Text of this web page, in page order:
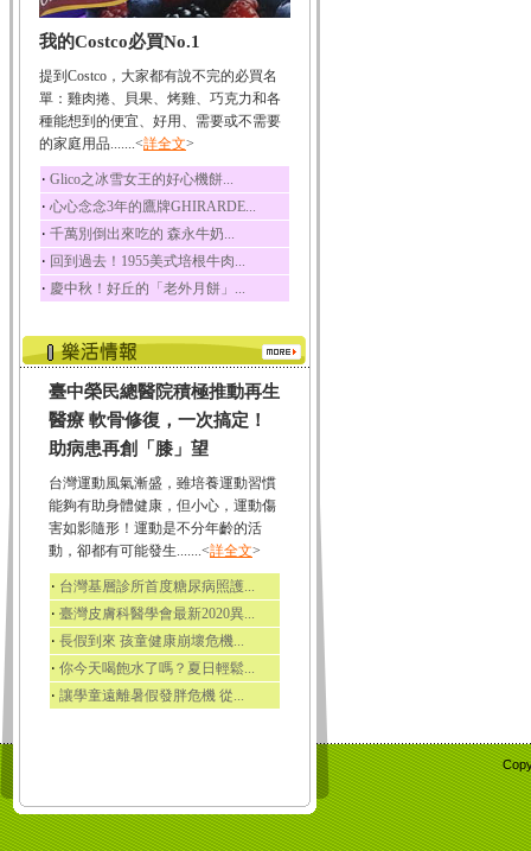
椰子
椰子含有糖類、脂肪、
荔枝
荔枝性質溫和所含的營
養素有醣類、檸檬酸...
五味子
五味子性質溫熱所含營
養成分有揮發油、檸...
草魚
草魚含有維生素A、維生
素C、及豐富的蛋白...
我的Costco必買No.1
提到Costco，大家都有說不完的必買名
單：雞肉捲、貝果、烤雞、巧克力和各
種能想到的便宜、好用、需要或不需要
的家庭用品.......<詳全文>
‧ Glico之冰雪女王的好心機餅...
‧ 心心念念3年的鷹牌GHIRARDE...
‧ 千萬別倒出來吃的 森永牛奶...
‧ 回到過去！1955美式培根牛肉...
‧ 慶中秋！好丘的「老外月餅」...
臺中榮民總醫院積極推動再生
醫療 軟骨修復，一次搞定！
助病患再創「膝」望
台灣運動風氣漸盛，雖培養運動習慣
能夠有助身體健康，但小心，運動傷
害如影隨形！運動是不分年齡的活
動，卻都有可能發生.......<詳全文>
‧ 台灣基層診所首度糖尿病照護...
‧ 臺灣皮膚科醫學會最新2020異...
‧ 長假到來 孩童健康崩壞危機...
‧ 你今天喝飽水了嗎？夏日輕鬆...
‧ 讓學童遠離暑假發胖危機 從...